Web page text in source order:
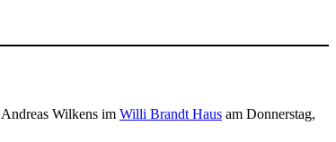
Wilkens im Willi Brandt Haus am Donnerstag,